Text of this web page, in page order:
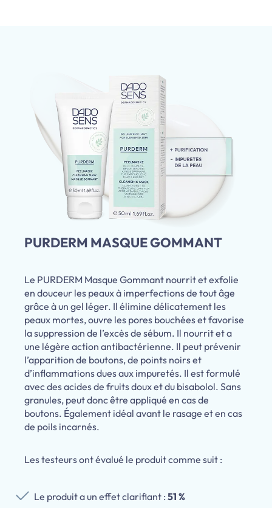
PURDERM MASQUE GOMMANT
Le PURDERM Masque Gommant nourrit et exfolie
en douceur les peaux à imperfections de tout âge
grâce à un gel léger. Il élimine délicatement les
peaux mortes, ouvre les pores bouchées et favorise
la suppression de l’excès de sébum. Il nourrit et a
une légère action antibactérienne. Il peut prévenir
l’apparition de boutons, de points noirs et
d’inflammations dues aux impuretés. Il est formulé
avec des acides de fruits doux et du bisabolol. Sans
granules, peut donc être appliqué en cas de
boutons. Également idéal avant le rasage et en cas
de poils incarnés.
Les testeurs ont évalué le produit comme suit :
Le produit a un effet clarifiant : 51 %